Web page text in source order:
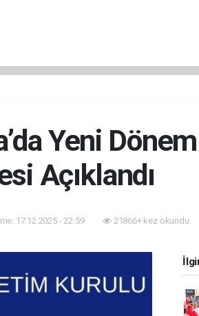
Yeni
Açıklandı
17.12.2025 - 22:59 21866+ kez okundu.